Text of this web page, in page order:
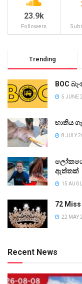
23.9k
Followers
Trending
BOC
5 JUNE
භාතිය
8 JULY
ඇත්තක්
15
72
22 MAY
Recent News